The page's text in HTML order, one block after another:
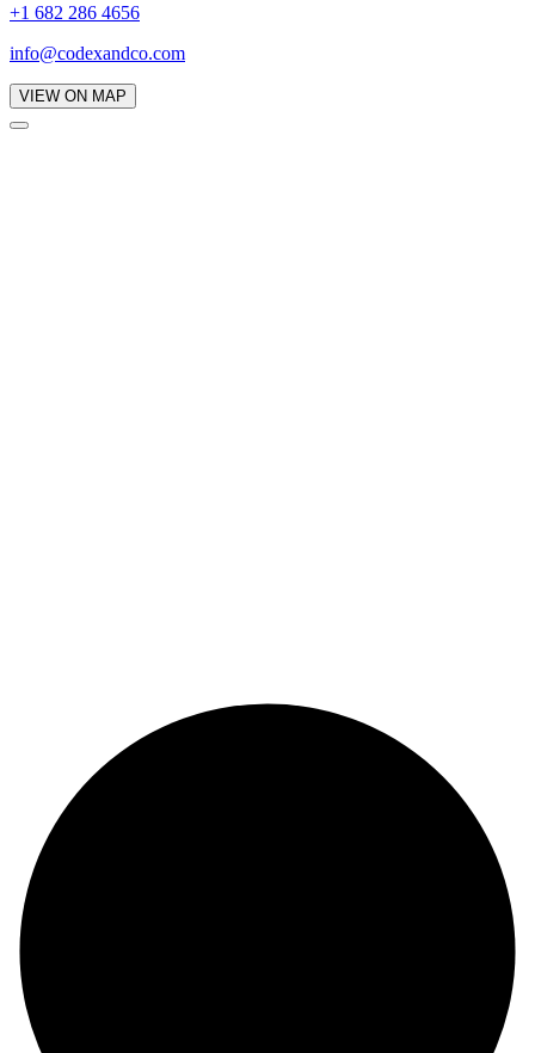
+1 682 286 4656
info@codexandco.com
VIEW ON MAP